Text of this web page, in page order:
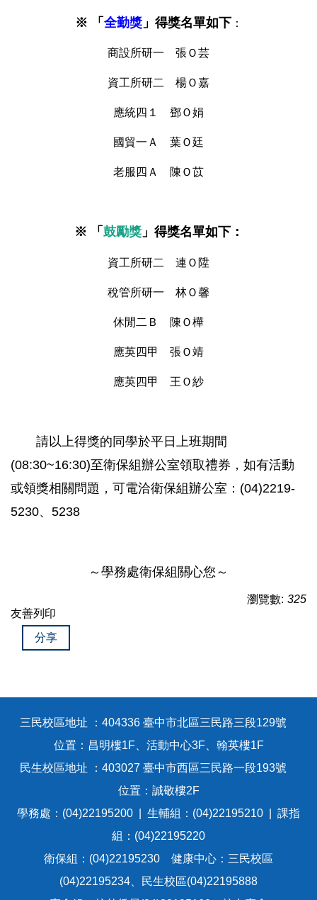
※ 「 全勤獎」得獎名單如下 ：
商設所研一 張Ｏ芸
資工所研二 楊Ｏ嘉
應統四１ 鄧Ｏ娟
國貿一Ａ 葉Ｏ廷
老服四Ａ 陳Ｏ苡
※ 「 鼓勵獎」得獎名單如下：
資工所研二 連Ｏ陞
稅管所研一 林Ｏ馨
休閒二Ｂ 陳Ｏ樺
應英四甲 張Ｏ靖
應英四甲 王Ｏ紗
請以上得獎的同學於平日上班期間
(08:30~16:30)至衛保組辦公室領取禮券，如有活動
或領獎相關問題，可電洽衛保組辦公室：(04)2219-
5230、5238
～學務處衛保組關心您～
瀏覽數: 325
友善列印
分享
三民校區地址 ：404336 臺中市北區三民路三段129號
位置：昌明樓1F、活動中心3F、翰英樓1F
民生校區地址 ：403027 臺中市西區三民路一段193號
位置：誠敬樓2F
學務處：(04)22195200 | 生輔組：(04)22195210 | 課指
組：(04)22195220
衛保組：(04)22195230 健康中心：三民校區
(04)22195234、民生校區(04)22195888